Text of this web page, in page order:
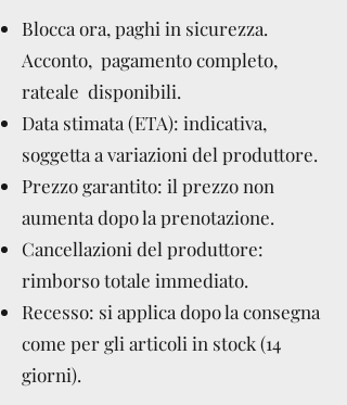
Blocca ora, paghi in sicurezza.
Acconto, pagamento completo,
rateale disponibili.
Data stimata (ETA): indicativa,
soggetta a variazioni del produttore.
Prezzo garantito: il prezzo non
aumenta dopo la prenotazione.
Cancellazioni del produttore:
rimborso totale immediato.
Recesso: si applica dopo la consegna
come per gli articoli in stock (14
giorni).